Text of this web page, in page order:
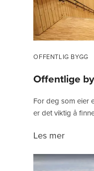
Offentlige
OFFENTLIG BYGG
For deg som eier
er det viktig å
Les mer